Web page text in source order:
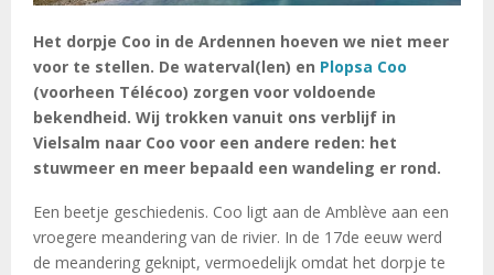
Het dorpje Coo in de Ardennen hoeven we niet meer
voor te stellen. De waterval(len) en Plopsa Coo
(voorheen Télécoo) zorgen voor voldoende
bekendheid. Wij trokken vanuit ons verblijf in
Vielsalm naar Coo voor een andere reden: het
stuwmeer en meer bepaald een wandeling er rond.
Een beetje geschiedenis. Coo ligt aan de Amblève aan een
vroegere meandering van de rivier. In de 17de eeuw werd
de meandering geknipt, vermoedelijk omdat het dorpje te